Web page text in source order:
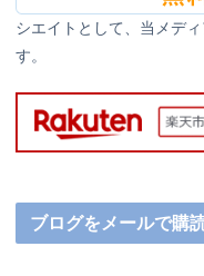
シエイトとして、当メデ
す。
ブログをメールで購